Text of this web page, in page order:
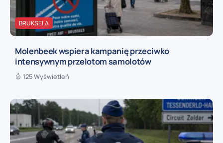
BRUKSELA
Molenbeek wspiera kampanię przeciwko
intensywnym przelotom samolotów
125 Wyświetleń